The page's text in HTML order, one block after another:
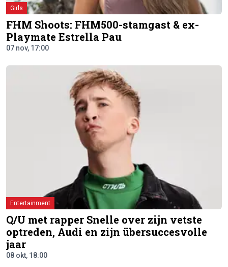
Girls
FHM Shoots: FHM500-stamgast & ex-
Playmate Estrella Pau
07 nov, 17:00
Entertainment
Q/U met rapper Snelle over zijn vetste
optreden, Audi en zijn übersuccesvolle
jaar
08 okt, 18:00